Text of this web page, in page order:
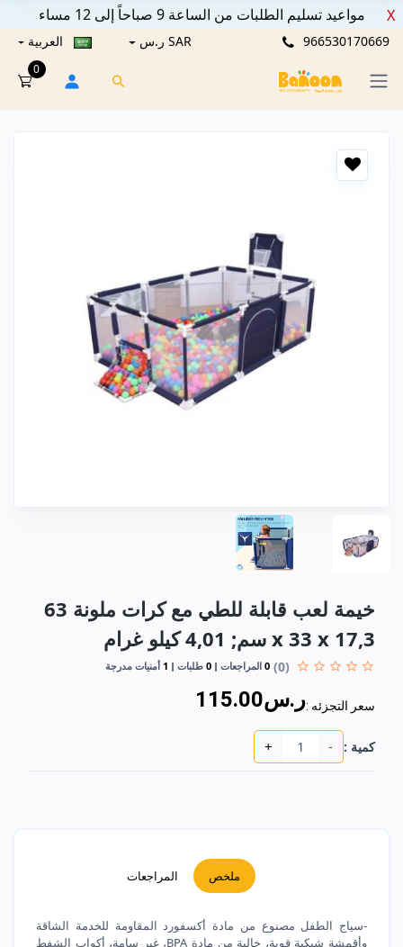
مواعيد تسليم الطلبات من الساعة 9 صباحاً إلى 12 مساء X
966530170669 SAR ر.س العربية
0
خيمة لعب قابلة للطي مع كرات ملونة ‎63
x 33 x 17,3 سم; 4,01 كيلو غرام
(0)
0 المراجعات 0 طلبات 1 أمنيات مدرجة
سعر التجزئه :ر.س115.00
كمية : -
+
ملخص المراجعات
-سياج الطفل مصنوع من مادة أكسفورد المقاومة للخدمة الشاقة
وأقمشة شبكية قوية، خالية من مادة BPA، غير سامة، أكواب الشفط